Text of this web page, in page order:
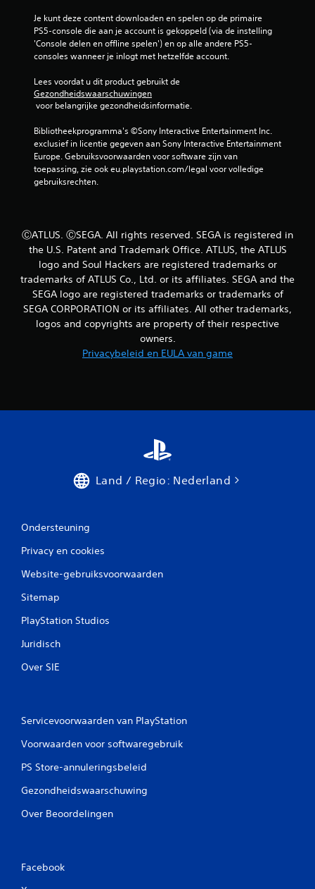
Je kunt deze content downloaden en spelen op de primaire
PS5-console die aan je account is gekoppeld (via de instelling
'Console delen en offline spelen') en op alle andere PS5-
consoles wanneer je inlogt met hetzelfde account.
Lees voordat u dit product gebruikt de
Gezondheidswaarschuwingen
voor belangrijke gezondheidsinformatie.
Bibliotheekprogramma's ©Sony Interactive Entertainment Inc.
exclusief in licentie gegeven aan Sony Interactive Entertainment
Europe. Gebruiksvoorwaarden voor software zijn van
toepassing, zie ook eu.playstation.com/legal voor volledige
gebruiksrechten.
ⒸATLUS. ⒸSEGA. All rights reserved. SEGA is registered in
the U.S. Patent and Trademark Office. ATLUS, the ATLUS
logo and Soul Hackers are registered trademarks or
trademarks of ATLUS Co., Ltd. or its affiliates. SEGA and the
SEGA logo are registered trademarks or trademarks of
SEGA CORPORATION or its affiliates. All other trademarks,
logos and copyrights are property of their respective
owners.
Privacybeleid en EULA van game
Land / Regio: Nederland
Ondersteuning
Privacy en cookies
Website-gebruiksvoorwaarden
Sitemap
PlayStation Studios
Juridisch
Over SIE
Servicevoorwaarden van PlayStation
Voorwaarden voor softwaregebruik
PS Store-annuleringsbeleid
Gezondheidswaarschuwing
Over Beoordelingen
Facebook